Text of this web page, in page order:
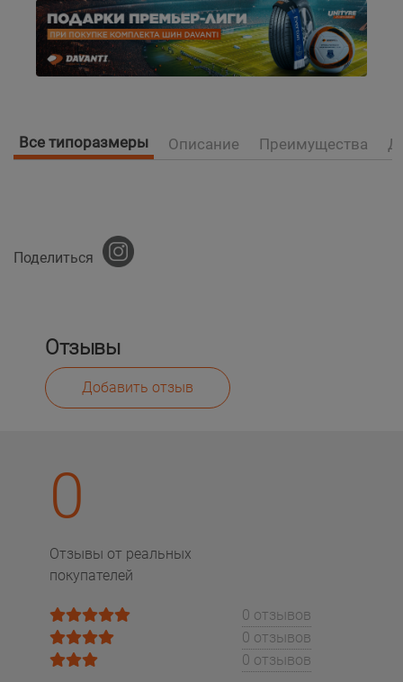
Все типоразмеры Описание Преимущества
Поделиться
Отзывы
Добавить отзыв
0
Отзывы от реальных
покупателей
0 отзывов
0 отзывов
0 отзывов
Шымкент
Экибастуз